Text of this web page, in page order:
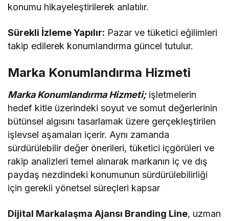
konumu hikayeleştirilerek anlatılır.
Sürekli İzleme Yapılır: Pazar ve tüketici eğilimleri
takip edilerek konumlandırma güncel tutulur.
Marka Konumlandırma Hizmeti
Marka Konumlandırma Hizmeti;işletmelerin
hedef kitle üzerindeki soyut ve somut değerlerinin
bütünsel algısını tasarlamak üzere gerçekleştirilen
işlevsel aşamaları içerir. Aynı zamanda
sürdürülebilir değer önerileri, tüketici içgörüleri ve
rakip analizleri temel alınarak markanın iç ve dış
paydaş nezdindeki konumunun sürdürülebilirliği
için gerekli yönetsel süreçleri kapsar
Dijital Markalaşma Ajansı Branding Line, uzman